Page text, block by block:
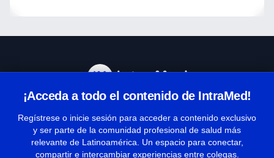
¡Acceda a todo el contenido de IntraMed!
Regístrese o inicie sesión para acceder a contenido exclusivo
y ser parte de la comunidad profesional de salud más
relevante de Latinoamérica. Un espacio para conectar,
compartir e intercambiar experiencias entre colegas.
Términos y condiciones